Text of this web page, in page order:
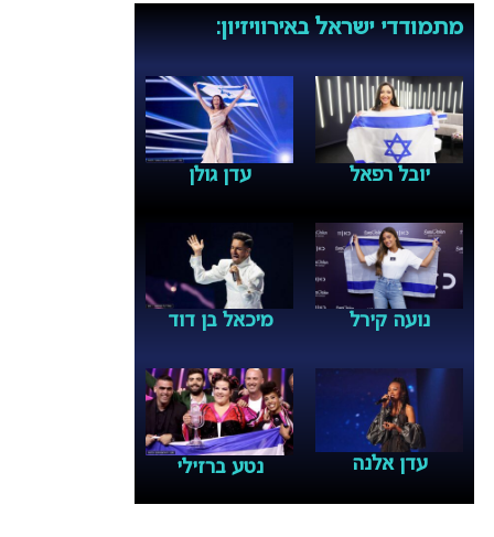
מתמודדי ישראל באירוויזיון:
יובל רפאל עדן גולן
נועה קירל מיכאל בן דוד
עדן אלנה נטע ברזילי